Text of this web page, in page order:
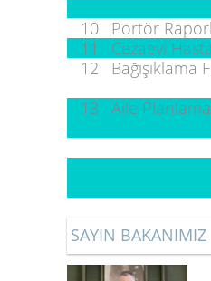
10 Portör
11
Cezaevi
12
Bağışıklama
13
Aile
SAYIN BAKANIMIZ